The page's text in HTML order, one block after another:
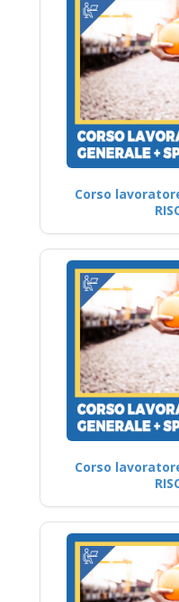
Corso lavoratore
Corso lavoratore